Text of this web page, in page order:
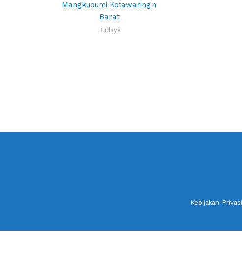
Mangkubumi Kotawaringin
Barat
Budaya
Kebijakan Privasi